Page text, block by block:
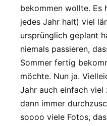
bekommen wollte. Es
jedes Jahr halt) viel
ursprünglich geplant
niemals passieren,
Sommer fertig
möchte. Nun ja.
Jahr auch einfach viel
dann immer
soooo viele Fotos,